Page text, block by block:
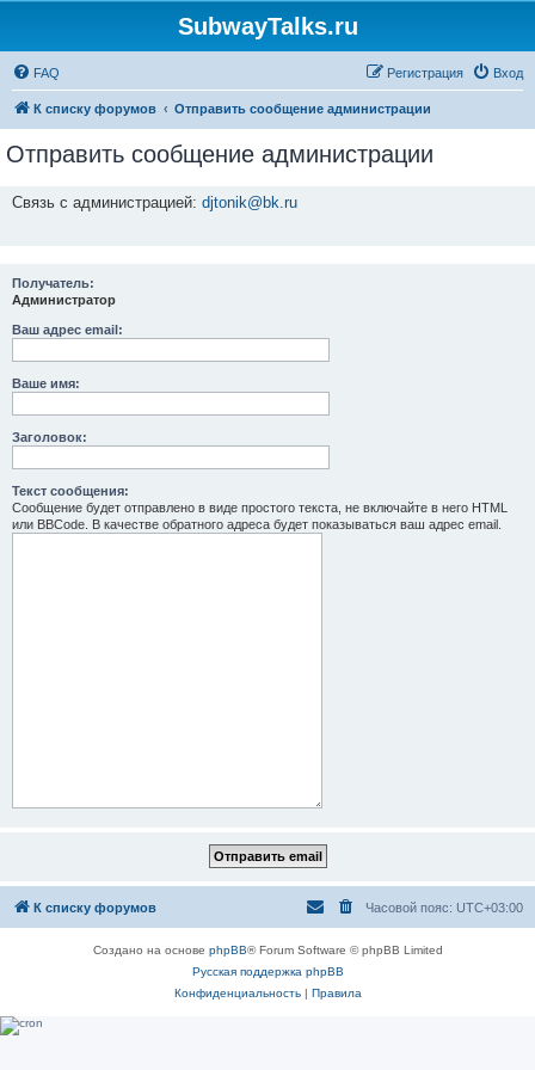
SubwayTalks.ru
FAQ Вход
Регистрация
К списку форумов Отправить сообщение администрации
Отправить сообщение администрации
Связь с администрацией: djtonik@bk.ru
Получатель:
Администратор
Ваш адрес email:
Ваше имя:
Заголовок:
Текст сообщения:
Сообщение будет отправлено в виде простого текста, не включайте в него HTML
или BBCode. В качестве обратного адреса будет показываться ваш адрес email.
К списку форумов Часовой пояс: UTC+03:00
Создано на основе phpBB® Forum Software © phpBB Limited
Русская поддержка phpBB
Конфиденциальность| Правила